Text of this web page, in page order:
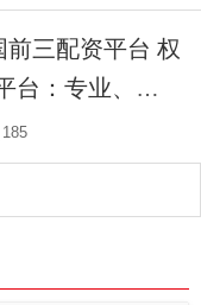
台：专业、安
投资无忧！
185